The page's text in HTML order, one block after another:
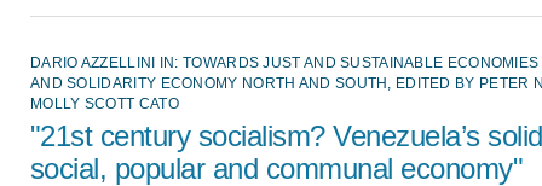
DARIO AZZELLINI IN: TOWARDS JUST AND SUSTAINABLE
AND SOLIDARITY ECONOMY NORTH AND SOUTH, EDITED BY PETER
MOLLY SCOTT CATO
"21st century socialism? Venezuela’s
social, popular and communal economy"